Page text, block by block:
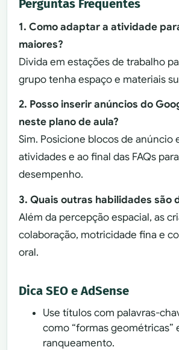
Perguntas Frequentes
1. Como adaptar a atividade
maiores?
Divida em estações de trabalho
grupo tenha espaço e materiais
2. Posso inserir anúncios do
neste plano de aula?
Sim. Posicione blocos de anúncio
atividades e ao final das FAQs
desempenho.
3. Quais outras habilidades são
Além da percepção espacial, as
colaboração, motricidade fina e
oral.
Dica SEO e AdSense
Use títulos com palavras-
como “formas geométricas”
ranqueamento.